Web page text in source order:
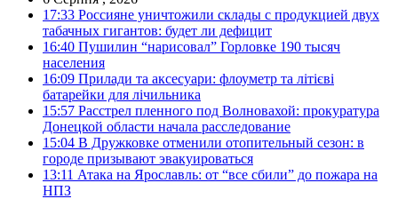
17:33 Россияне уничтожили склады с продукцией двух
табачных гигантов: будет ли дефицит
16:40 Пушилин “нарисовал” Горловке 190 тысяч
населения
16:09 Прилади та аксесуари: флоуметр та літієві
батарейки для лічильника
15:57 Расстрел пленного под Волновахой: прокуратура
Донецкой области начала расследование
15:04 В Дружковке отменили отопительный сезон: в
городе призывают эвакуироваться
13:11 Атака на Ярославль: от “все сбили” до пожара на
НПЗ